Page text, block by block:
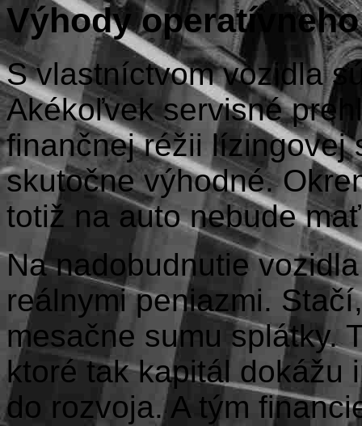
Výhody
S vlastníctvom vozidla
Akékoľvek servisné
finančnej réžii lízingovej
skutočne výhodné.
totiž na auto nebude
Na nadobudnutie
reálnymi peniazmi.
mesačne sumu splátky.
ktoré tak kapitál dokážu
do rozvoja. A tým